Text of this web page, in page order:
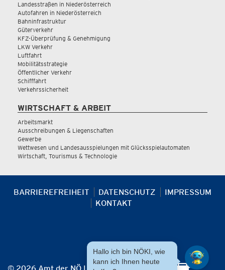
Landesstraßen in Niederösterreich
Autofahren in Niederösterreich
Bahninfrastruktur
Güterverkehr
KFZ-Überprüfung & Genehmigung
LKW Verkehr
Luftfahrt
Mobilitätsstrategie
Öffentlicher Verkehr
Schifffahrt
Verkehrssicherheit
WIRTSCHAFT & ARBEIT
Arbeitsmarkt
Ausschreibungen & Liegenschaften
Gewerbe
Wettwesen und Landesausspielungen mit Glücksspielautomaten
Wirtschaft, Tourismus & Technologie
BARRIEREFREIHEIT DATENSCHUTZ
IMPRESSUM
KONTAKT
Hallo ich bin NÖKI, wie
kann ich Ihnen heute